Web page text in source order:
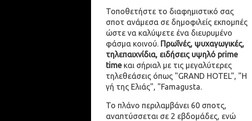
Τοποθετήστε το διαφημιστικό σας
σποτ ανάμεσα σε δημοφιλείς εκπομπές
ώστε να καλύψετε ένα διευρυμένο
φάσμα κοινού. Πρωΐνές, ψυχαγωγικές,
τηλεπαιχνίδια, ειδήσεις υψηλό prime
timeκαι σήριαλ με τις μεγαλύτερες
τηλεθεάσεις όπως "GRAND HOTEL", "Η
γή της Ελιάς", "Famagusta.
Το πλάνο περιλαμβάνει 60 σποτς,
αναπτύσσεται σε 2 εβδομάδες, ενώ